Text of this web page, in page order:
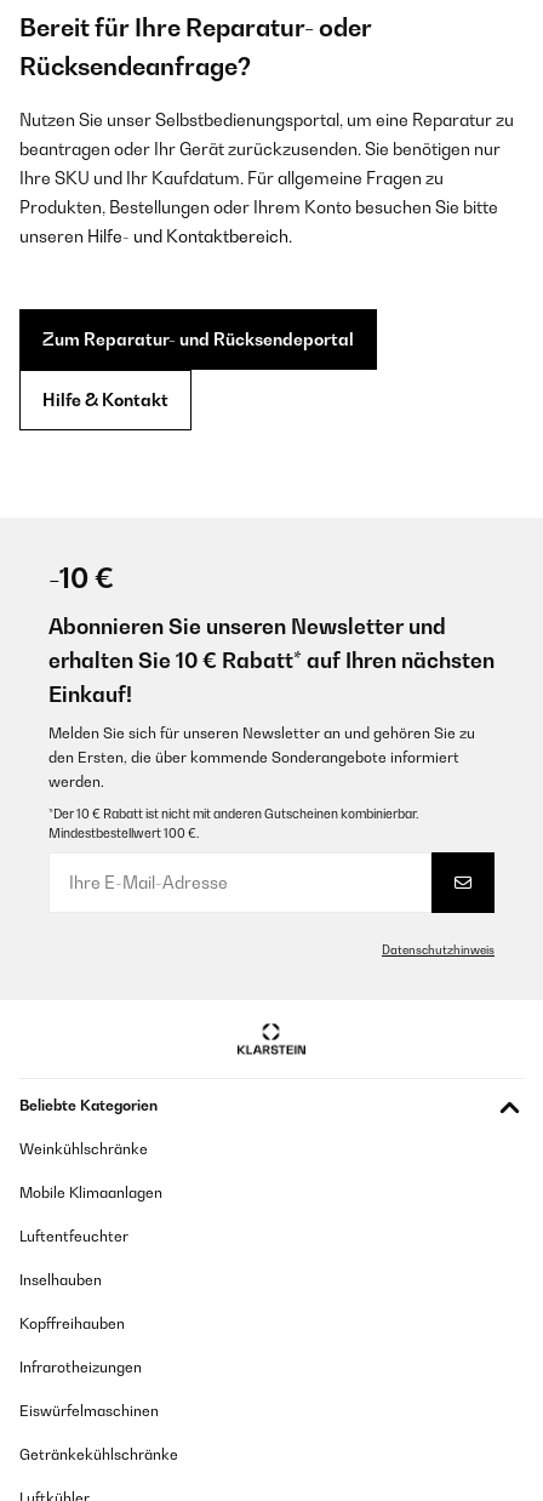
Bereit für Ihre Reparatur- oder
Rücksendeanfrage?
Nutzen Sie unser Selbstbedienungsportal, um eine Reparatur zu
beantragen oder Ihr Gerät zurückzusenden. Sie benötigen nur
Ihre SKU und Ihr Kaufdatum. Für allgemeine Fragen zu
Produkten, Bestellungen oder Ihrem Konto besuchen Sie bitte
unseren Hilfe- und Kontaktbereich.
Zum Reparatur- und Rücksendeportal
Hilfe & Kontakt
-10 €
Abonnieren Sie unseren Newsletter und
erhalten Sie 10 € Rabatt* auf Ihren nächsten
Einkauf!
Melden Sie sich für unseren Newsletter an und gehören Sie zu
den Ersten, die über kommende Sonderangebote informiert
werden.
*Der 10 € Rabatt ist nicht mit anderen Gutscheinen kombinierbar.
Mindestbestellwert 100 €.
Datenschutzhinweis
Beliebte Kategorien
Weinkühlschränke
Mobile Klimaanlagen
Luftentfeuchter
Inselhauben
Kopffreihauben
Infrarotheizungen
Eiswürfelmaschinen
Getränkekühlschränke